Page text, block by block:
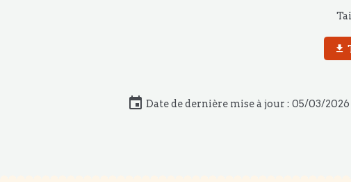
Date de dernière mise à jour : 05/03/2026